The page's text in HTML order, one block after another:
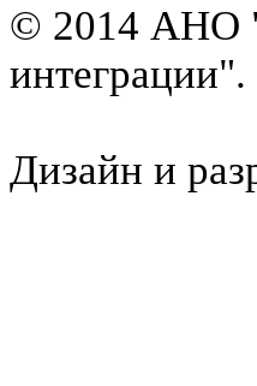
© 2014 АНО
интеграции".
Дизайн и